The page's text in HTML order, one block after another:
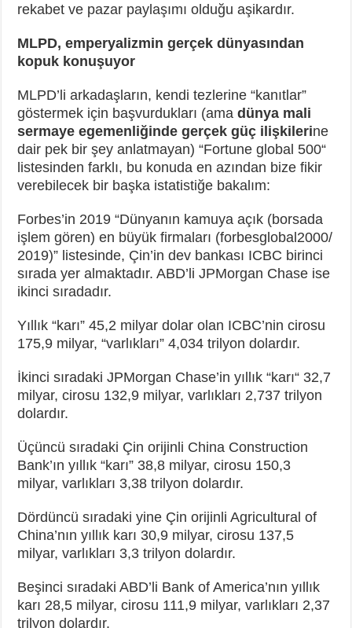
rekabet ve pazar paylaşımı olduğu aşikardır.
MLPD, emperyalizmin gerçek dünyasından
kopuk konuşuyor
MLPD’li arkadaşların, kendi tezlerine “kanıtlar”
göstermek için başvurdukları (amadünya mali
sermaye egemenliğinde gerçek güç ilişkilerine
dair pek bir şey anlatmayan) “Fortune global 500“
listesinden farklı, bu konuda en azından bize fikir
verebilecek bir başka istatistiğe bakalım:
Forbes’in 2019 “Dünyanın kamuya açık (borsada
işlem gören) en büyük firmaları (forbesglobal2000/
2019)” listesinde, Çin’in dev bankası ICBC birinci
sırada yer almaktadır. ABD’li JPMorgan Chase ise
ikinci sıradadır.
Yıllık “karı” 45,2 milyar dolar olan ICBC’nin cirosu
175,9 milyar, “varlıkları” 4,034 trilyon dolardır.
İkinci sıradaki JPMorgan Chase’in yıllık “karı“ 32,7
milyar, cirosu 132,9 milyar, varlıkları 2,737 trilyon
dolardır.
Üçüncü sıradaki Çin orijinli China Construction
Bank’ın yıllık “karı” 38,8 milyar, cirosu 150,3
milyar, varlıkları 3,38 trilyon dolardır.
Dördüncü sıradaki yine Çin orijinli Agricultural of
China’nın yıllık karı 30,9 milyar, cirosu 137,5
milyar, varlıkları 3,3 trilyon dolardır.
Beşinci sıradaki ABD’li Bank of America’nın yıllık
karı 28,5 milyar, cirosu 111,9 milyar, varlıkları 2,37
trilyon dolardır.